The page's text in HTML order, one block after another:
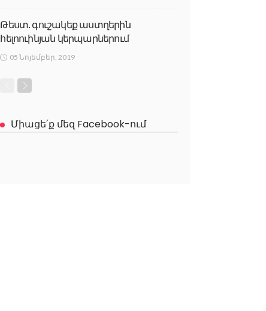
Թեստ. գուշակեք աստղերին
հելոուինյան կերպարներում
05 Նոյեմբեր, 2019
Միացե՛ք մեզ Facebook-ում